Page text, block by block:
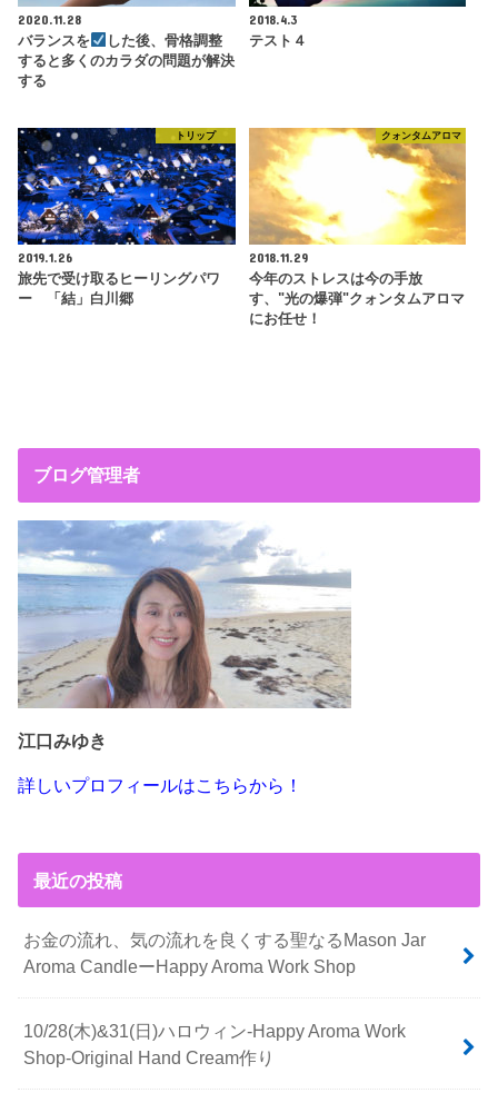
2020.11.28
バランスを
した後、骨格調整
すると多くのカラダの問題が解決
する
2018.4.3
テスト４
トリップ
2019.1.26
旅先で受け取るヒーリングパワ
ー 「結」白川郷
クォンタムアロマ
2018.11.29
今年のストレスは今の手放
す、"光の爆弾"クォンタムアロマ
にお任せ！
ブログ管理者
江口みゆき
詳しいプロフィールはこちらから！
最近の投稿
お金の流れ、気の流れを良くする聖なるMason Jar
Aroma CandleーHappy Aroma Work Shop
10/28(木)&31(日)ハロウィン-Happy Aroma Work
Shop-Original Hand Cream作り